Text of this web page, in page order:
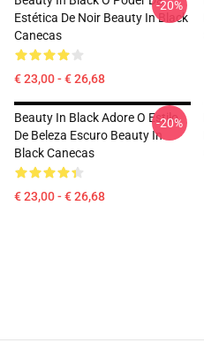
Estética De Noir Beauty In Black
Canecas
€ 23,00 - € 26,68
-20%
Beauty In Black Adore O Estilo
De Beleza Escuro Beauty In
Black Canecas
€ 23,00 - € 26,68
-20%